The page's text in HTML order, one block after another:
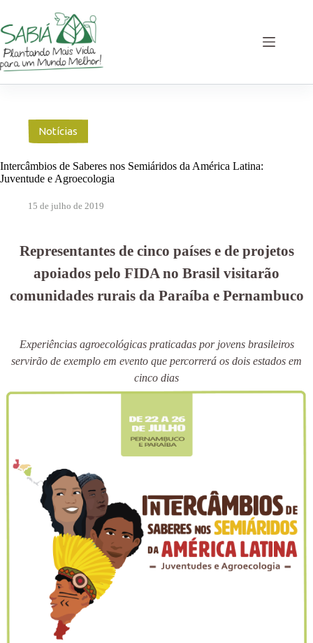
o
conteúdo
Notícias
Intercâmbios de Saberes nos Semiáridos da América Latina:
Juventude e Agroecologia
15 de julho de 2019
Representantes de cinco países e de projetos
apoiados pelo FIDA no Brasil visitarão
comunidades rurais da Paraíba e Pernambuco
Experiências agroecológicas praticadas por jovens brasileiros
servirão de exemplo em evento que percorrerá os dois estados em
cinco dias